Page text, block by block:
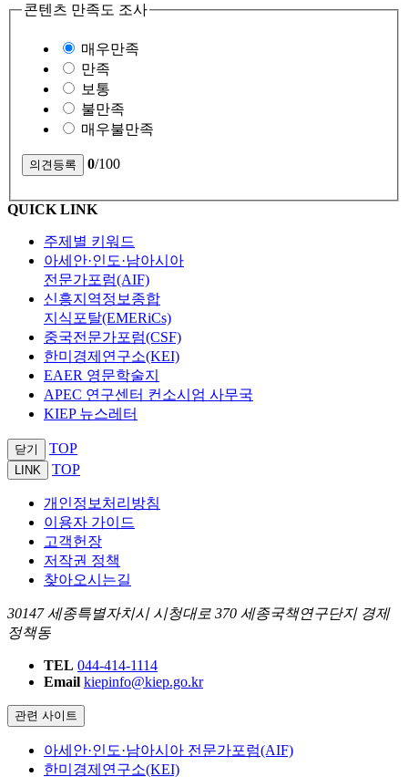
콘텐츠 만족도 조사
매우만족
만족
보통
불만족
매우불만족
0/100
QUICK LINK
주제별 키워드
아세안·인도·남아시아
전문가포럼(AIF)
신흥지역정보종합
지식포탈(EMERiCs)
중국전문가포럼(CSF)
한미경제연구소(KEI)
EAER 영문학술지
APEC 연구센터 컨소시엄 사무국
KIEP 뉴스레터
닫기 TOP
LINK TOP
개인정보처리방침
이용자 가이드
고객헌장
저작권 정책
찾아오시는길
30147 세종특별자치시 시청대로 370 세종국책연구단지 경제
정책동
TEL 044-414-1114
Email kiepinfo@kiep.go.kr
관련 사이트
아세안·인도·남아시아 전문가포럼(AIF)
한미경제연구소(KEI)